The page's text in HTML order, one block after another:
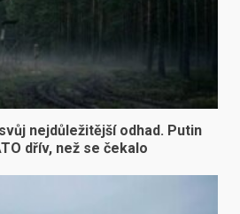
nejdůležitější odhad. Putin
dřív, než se čekalo